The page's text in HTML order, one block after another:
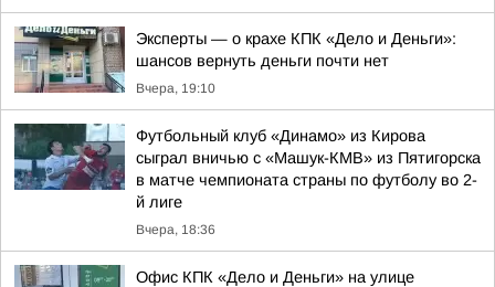
Эксперты — о крахе КПК «Дело и Деньги»:
шансов вернуть деньги почти нет
Вчера, 19:10
Футбольный клуб «Динамо» из Кирова
сыграл вничью с «Машук-КМВ» из Пятигорска
в матче чемпионата страны по футболу во 2-
й лиге
Вчера, 18:36
Офис КПК «Дело и Деньги» на улице